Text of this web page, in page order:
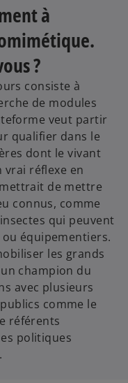
à
?
consiste à
de modules
veut partir
qualifier dans le
dont le vivant
vrai réflexe en
de mettre
connus, comme
qui peuvent
équipementiers.
les grands
champion du
avec plusieurs
comme le
référents
politiques